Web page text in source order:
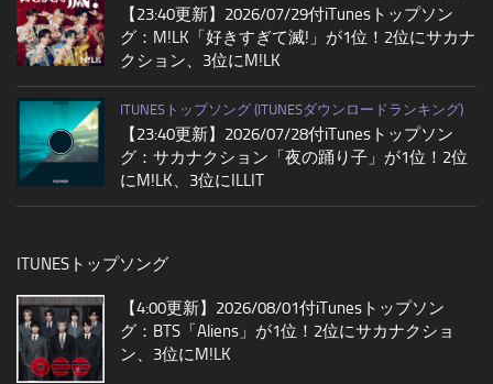
【23:40更新】2026/07/29付iTunesトップソン
グ：M!LK「好きすぎて滅!」が1位！2位にサカナ
クション、3位にM!LK
ITUNESトップソング (ITUNESダウンロードランキング)
【23:40更新】2026/07/28付iTunesトップソン
グ：サカナクション「夜の踊り子」が1位！2位
にM!LK、3位にILLIT
ITUNESトップソング
【4:00更新】2026/08/01付iTunesトップソン
グ：BTS「Aliens」が1位！2位にサカナクショ
ン、3位にM!LK